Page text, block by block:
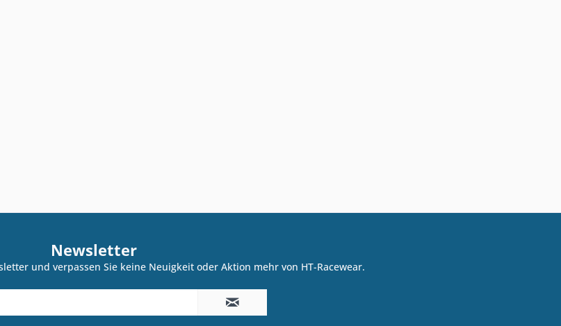
Newsletter
und verpassen Sie keine Neuigkeit oder Aktion mehr von HT-Racewear.